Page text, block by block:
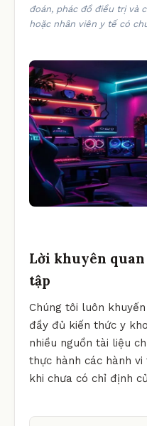
đoán, phác đồ điều trị và
hoặc nhân viên y tế có
Lời khuyên
tập
Chúng tôi luôn
đầy đủ kiến thức y
nhiều nguồn tài liệu
thực hành các hành
khi chưa có chỉ định